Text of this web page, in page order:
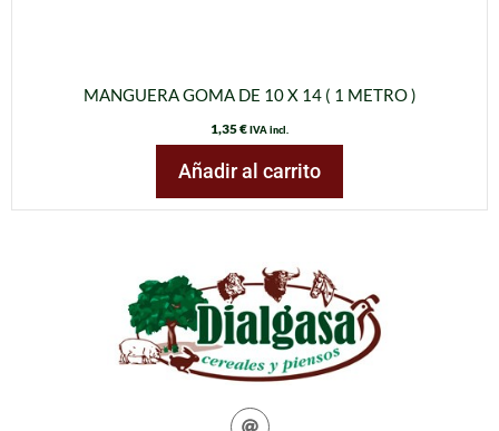
MANGUERA GOMA DE 10 X 14 ( 1 METRO )
1,35€IVA incl.
Añadir al carrito